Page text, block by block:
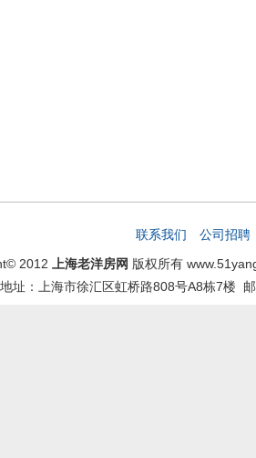
联系我们
公司招聘
2012
上海老洋房网 版权所有
地址：上海市徐汇区虹桥路808号A8栋7楼